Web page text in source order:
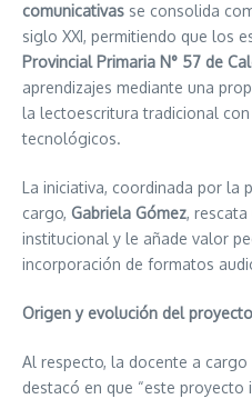
comunicativas se consolida
siglo XXI, permitiendo que los
Provincial Primaria N° 57 de
aprendizajes mediante una
la lectoescritura tradicional
tecnológicos.
La iniciativa, coordinada por la
cargo, Gabriela Gómez,
institucional y le añade valor
incorporación de formatos
Origen y evolución del
Al respecto, la docente a cargo
destacó en que “este